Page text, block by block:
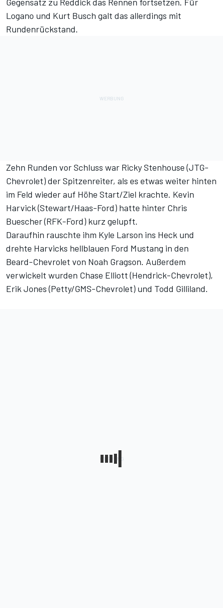
Logano und Kurt Busch galt das allerdings mit
Rundenrückstand.
Zehn Runden vor Schluss war Ricky Stenhouse (JTG-
Chevrolet) der Spitzenreiter, als es etwas weiter hinten
im Feld wieder auf Höhe Start/Ziel krachte. Kevin
Harvick (Stewart/Haas-Ford) hatte hinter Chris
Buescher (RFK-Ford) kurz gelupft.
Daraufhin rauschte ihm Kyle Larson ins Heck und
drehte Harvicks hellblauen Ford Mustang in den
Beard-Chevrolet von Noah Gragson. Außerdem
verwickelt wurden Chase Elliott (Hendrick-Chevrolet),
Erik Jones (Petty/GMS-Chevrolet) und Todd Gilliland.